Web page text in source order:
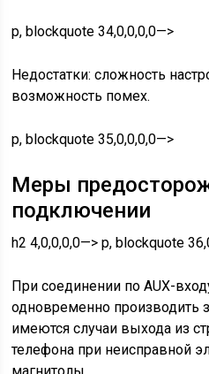
p, blockquote 34,0,0,0,0—>
Недостатки: сложность
возможность помех.
p, blockquote 35,0,0,0,0—>
Меры
подключении
h2 4,0,0,0,0—> p, blockquote
При соединении по AUX-
одновременно производить
имеются случаи выхода из
телефона при неисправной
магнитолы.